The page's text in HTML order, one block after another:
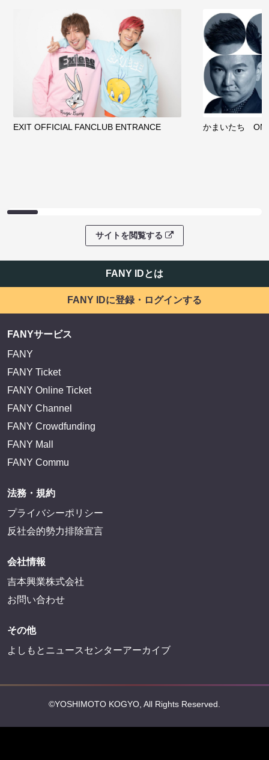
EXIT OFFICIAL FANCLUB ENTRANCE かまいたち
サイトを閲覧する
FANY IDとは
FANY IDに登録・ログインする
FANYサービス
FANY
FANY Ticket
FANY Online Ticket
FANY Channel
FANY Crowdfunding
FANY Mall
FANY Commu
法務・規約
プライバシーポリシー
反社会的勢力排除宣言
会社情報
吉本興業株式会社
お問い合わせ
その他
よしもとニュースセンターアーカイブ
©YOSHIMOTO KOGYO, All Rights Reserved.